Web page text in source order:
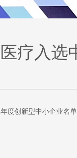
疗入选
度创新型中小企业名单